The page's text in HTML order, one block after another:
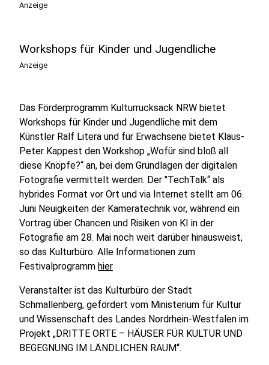
Anzeige
Workshops für Kinder und Jugendliche
Anzeige
Das Förderprogramm Kulturrucksack NRW bietet
Workshops für Kinder und Jugendliche mit dem
Künstler Ralf Litera und für Erwachsene bietet Klaus-
Peter Kappest den Workshop „Wofür sind bloß all
diese Knöpfe?“ an, bei dem Grundlagen der digitalen
Fotografie vermittelt werden. Der "TechTalk“ als
hybrides Format vor Ort und via Internet stellt am 06.
Juni Neuigkeiten der Kameratechnik vor, während ein
Vortrag über Chancen und Risiken von KI in der
Fotografie am 28. Mai noch weit darüber hinausweist,
so das Kulturbüro. Alle Informationen zum
Festivalprogramm hier
Veranstalter ist das Kulturbüro der Stadt
Schmallenberg, gefördert vom Ministerium für Kultur
und Wissenschaft des Landes Nordrhein-Westfalen im
Projekt „DRITTE ORTE – HÄUSER FÜR KULTUR UND
BEGEGNUNG IM LÄNDLICHEN RAUM“.